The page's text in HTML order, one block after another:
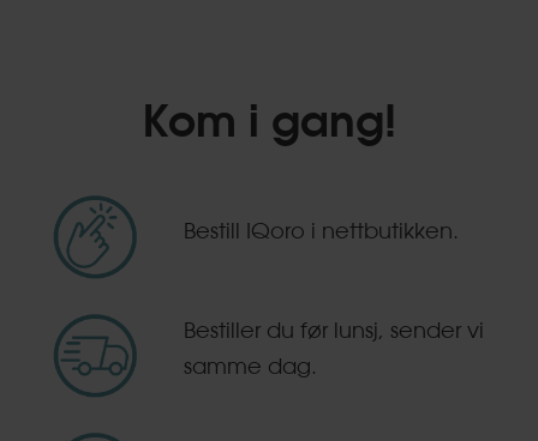
Kom i gang!
Bestill IQoro i nettbutikken.
Bestiller du før lunsj, sender vi
samme dag.